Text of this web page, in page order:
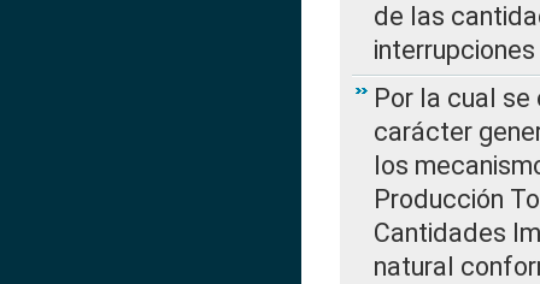
de las
Por la cual
carácter
los
Producción
Cantidades
natural